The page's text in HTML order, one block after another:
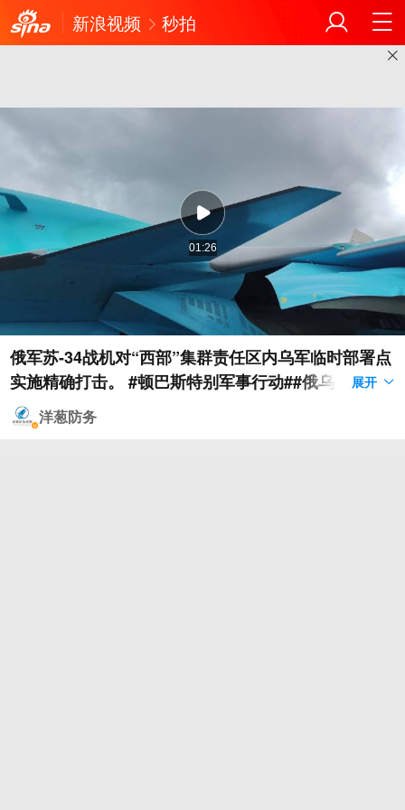
新浪视频 秒拍
01:26
俄军苏-34战机对“西部”集群责任区内乌军临时部署点
实施精确打击。 #顿巴斯特别军事行动##俄乌局势新
进展#
展开
洋葱防务